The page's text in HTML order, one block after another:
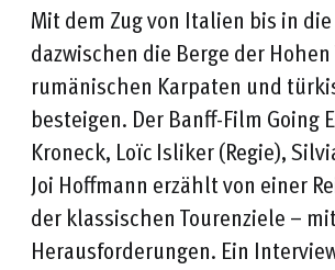
Mit dem Zug von Italien bis in
dazwischen die Berge der
rumänischen Karpaten und
besteigen. Der Banff-Film Going
Kroneck, Loïc Isliker (Regie),
Joi Hoffmann erzählt von einer
der klassischen Tourenziele –
Herausforderungen. Ein